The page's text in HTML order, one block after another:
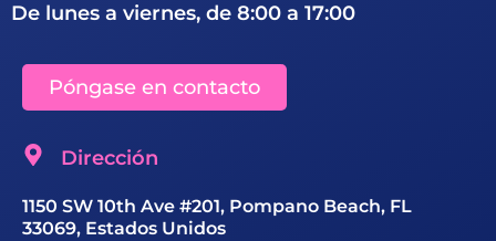
De lunes a viernes, de 8:00 a 17:00
Póngase en contacto
Dirección
1150 SW 10th Ave #201, Pompano Beach, FL
33069, Estados Unidos